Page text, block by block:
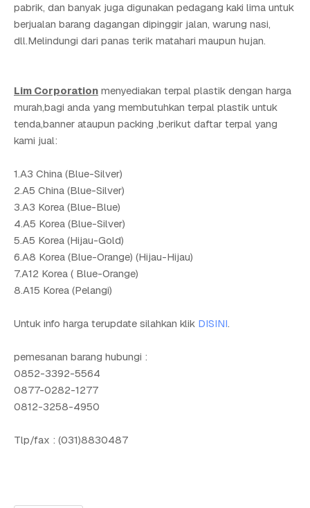
pabrik, dan banyak juga digunakan pedagang kaki lima untuk
berjualan barang dagangan dipinggir jalan, warung nasi,
dll.Melindungi dari panas terik matahari maupun hujan.
Lim Corporation menyediakan terpal plastik dengan harga
murah,bagi anda yang membutuhkan terpal plastik untuk
tenda,banner ataupun packing ,berikut daftar terpal yang
kami jual:
1.A3 China (Blue-Silver)
2.A5 China (Blue-Silver)
3.A3 Korea (Blue-Blue)
4.A5 Korea (Blue-Silver)
5.A5 Korea (Hijau-Gold)
6.A8 Korea (Blue-Orange) (Hijau-Hijau)
7.A12 Korea ( Blue-Orange)
8.A15 Korea (Pelangi)
Untuk info harga terupdate silahkan klik DISINI.
pemesanan barang hubungi :
0852-3392-5564
0877-0282-1277
0812-3258-4950
Tlp/fax : (031)8830487